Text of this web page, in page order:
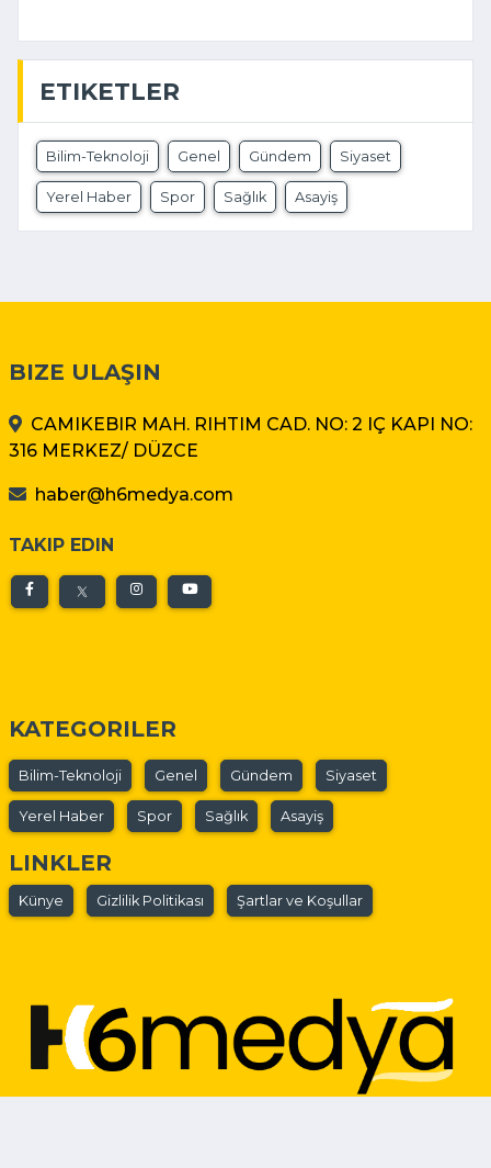
ETIKETLER
Bilim-Teknoloji Genel Gündem Siyaset
Yerel Haber Spor Sağlık Asayiş
BIZE ULAŞIN
CAMIKEBIR MAH. RIHTIM CAD. NO: 2 IÇ KAPI NO:
316 MERKEZ/ DÜZCE
haber@h6medya.com
TAKIP EDIN
KATEGORILER
Bilim-Teknoloji Genel Gündem Siyaset
Yerel Haber Spor Sağlık Asayiş
LINKLER
Künye Gizlilik Politikası Şartlar ve Koşullar